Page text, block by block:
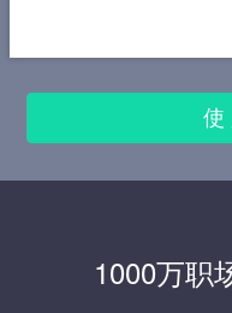
使
1000万职